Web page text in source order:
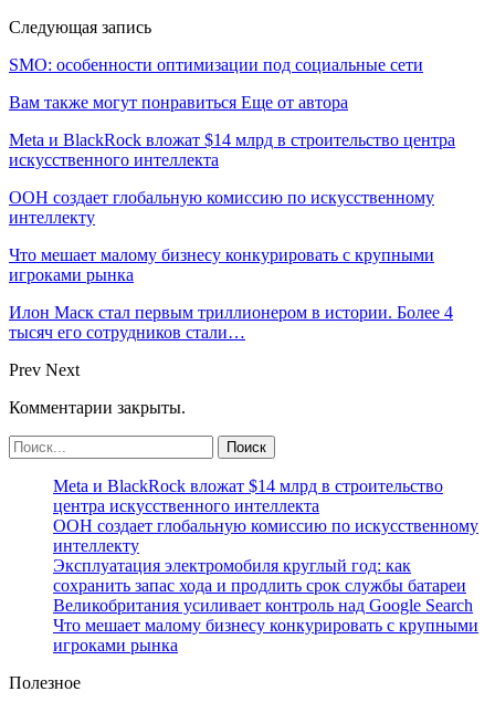
Следующая запись
SMO: особенности оптимизации под социальные сети
Вам также могут понравиться Еще от автора
Meta и BlackRock вложат $14 млрд в строительство центра
искусственного интеллекта
ООН создает глобальную комиссию по искусственному
интеллекту
Что мешает малому бизнесу конкурировать с крупными
игроками рынка
Илон Маск стал первым триллионером в истории. Более 4
тысяч его сотрудников стали…
Prev Next
Комментарии закрыты.
Meta и BlackRock вложат $14 млрд в строительство
центра искусственного интеллекта
ООН создает глобальную комиссию по искусственному
интеллекту
Эксплуатация электромобиля круглый год: как
сохранить запас хода и продлить срок службы батареи
Великобритания усиливает контроль над Google Search
Что мешает малому бизнесу конкурировать с крупными
игроками рынка
Полезное